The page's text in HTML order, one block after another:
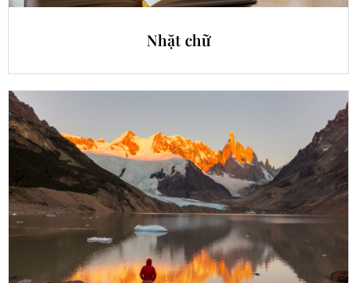
Nhặt chữ